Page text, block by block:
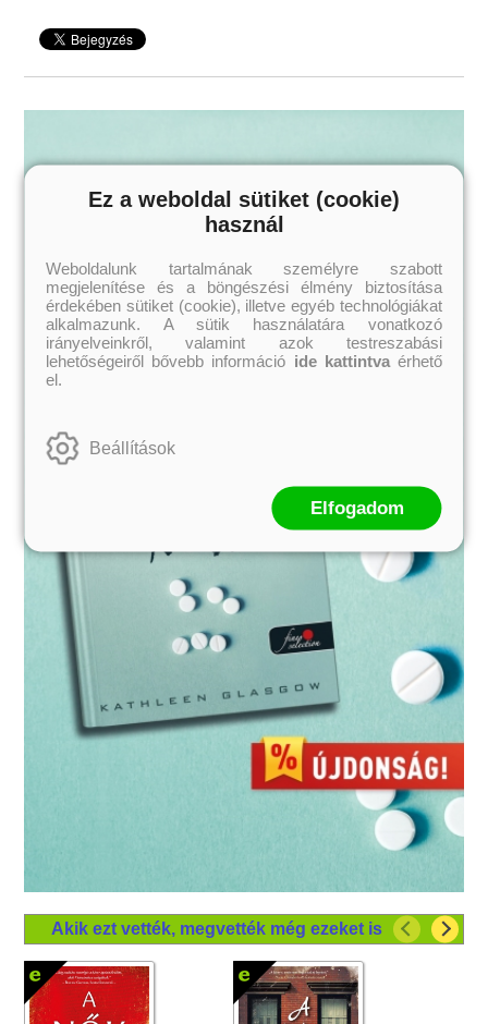
Akik ezt vették, megvették még ezeket is
Ez a weboldal sütiket (cookie)
használ
Weboldalunk tartalmának személyre szabott
megjelenítése és a böngészési élmény biztosítása
érdekében sütiket (cookie), illetve egyéb technológiákat
alkalmazunk. A sütik használatára vonatkozó
irányelveinkről, valamint azok testreszabási
lehetőségeiről bővebb információ ide kattintvaérhető
el.
Beállítások
Elfogadom